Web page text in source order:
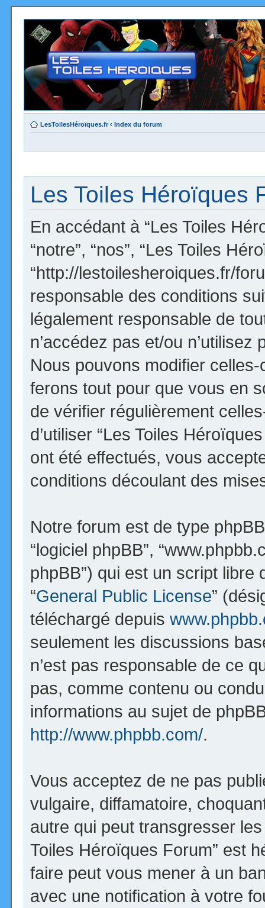
LesToilesHéroïques.fr ‹ Index du forum
Les Toiles Héroïques
En accédant à “Les Toiles
“notre”, “nos”, “Les Toiles
“http://lestoilesheroiques.fr/
responsable des conditions
légalement responsable de
n’accédez pas et/ou n’utilisez
Nous pouvons modifier
ferons tout pour que vous en
de vérifier régulièrement
d’utiliser “Les Toiles
ont été effectués, vous
conditions découlant des
Notre forum est de type phpBB
“logiciel phpBB”,
phpBB”) qui est un script
“General Public License”
téléchargé depuis
seulement les discussions
n’est pas responsable de ce
pas, comme contenu ou
informations au sujet de
http://www.phpbb.com/.
Vous acceptez de ne pas
vulgaire, diffamatoire,
autre qui peut transgresser
Toiles Héroïques Forum” est
faire peut vous mener à un
avec une notification à votre